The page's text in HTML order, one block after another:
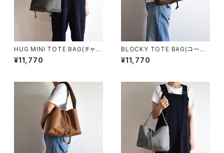
HUG MINI TOTE BAG(チャコ
ール/グレー)
¥11,770
BLOCKY TOTE BAG(コーヒ
ー/ブラウン)
¥11,770